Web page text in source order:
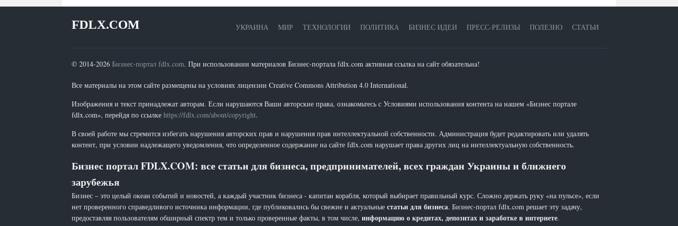
УКРАИНА МИР ТЕХНОЛОГИИ ПОЛИТИКА БИЗНЕС ИДЕИ ПРЕСС-РЕЛИЗЫ ПОЛЕЗНО СТАТЬИ
FDLX.COM
© 2014-2026 Бизнес-портал fdlx.com. При использовании материалов Бизнес-портала fdlx.com активная ссылка на сайт обязательна!
Все материалы на этом сайте размещены на условиях лицензии Creative Commons Attribution 4.0 International.
Изображения и текст принадлежат авторам. Если нарушаются Ваши авторские права, ознакомьтесь с Условиями использования контента на нашем «Бизнес портале
fdlx.com», перейдя по ссылке https://fdlx.com/about/copyright.
В своей работе мы стремится избегать нарушения авторских прав и нарушения прав интеллектуальной собственности. Администрация будет редактировать или удалять
контент, при условии надлежащего уведомления, что определенное содержание на сайте fdlx.com нарушает права других лиц на интеллектуальную собственность.
Бизнес портал FDLX.COM: все статьи для бизнеса, предпринимателей, всех граждан Украины и ближнего
зарубежья
Бизнес – это целый океан событий и новостей, а каждый участник бизнеса - капитан корабля, который выбирает правильный курс. Сложно держать руку «на пульсе», если
нет проверенного справедливого источника информации, где публиковались бы свежие и актуальные статьи для бизнеса. Бизнес-портал fdlx.com решает эту задачу,
предоставляя пользователям обширный спектр тем и только проверенные факты, в том числе, информацию о кредитах, депозитах и заработке в интернете.